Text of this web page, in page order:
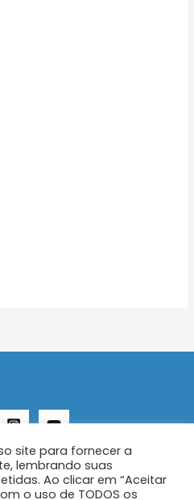
2026 AENFER
site para fornecer a
lembrando suas
Ao clicar em “Aceitar
o uso de TODOS os